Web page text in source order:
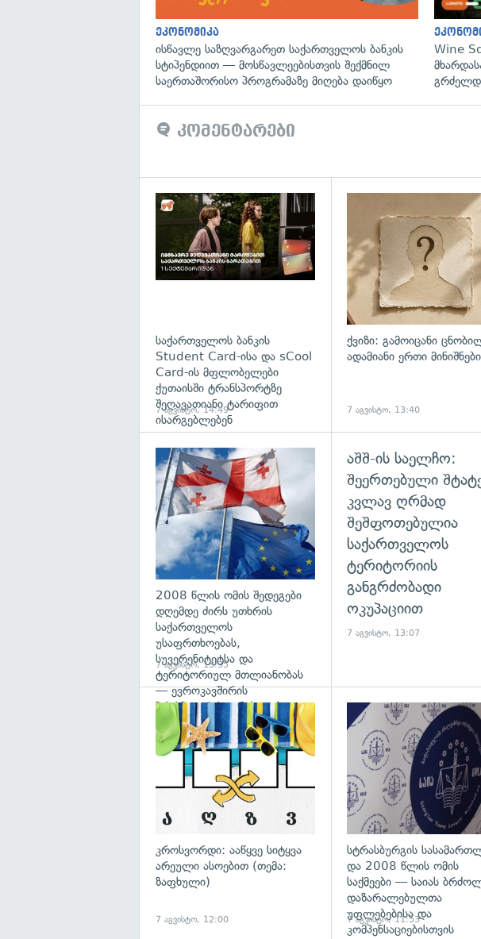
ეკონომიკა
ისწავლე საზღვარგარეთ საქართველოს ბანკის
სტიპენდიით — მოსწავლეებისთვის შექმნილ
საერთაშორისო პროგრამაზე მიღება დაიწყო
Wine
კომენტარები
საქართველოს ბანკის
Student Card-ისა და sCool
Card-ის მფლობელები
ქუთაისში ტრანსპორტზე
შეღავათიანი ტარიფით
ისარგებლებენ
7 აგვისტო, 14:49
ქვიზი: გამოიცანი
ადამიანი ერთი
7 აგვისტო, 13:40
გადახედვა
2008 წლის ომის შედეგები
დღემდე ძირს უთხრის
საქართველოს
უსაფრთხოებას,
სუვერენიტეტსა და
ტერიტორიულ მთლიანობას
— ევროკავშირის
პრესპიკერის განცხადება
7 აგვისტო, 13:35
აშშ-ის საელჩო:
შეერთებული
კვლავ ღრმად
შეშფოთებულია
საქართველოს
ტერიტორიის
განგრძობადი
ოკუპაციით
7 აგვისტო, 13:07
გადახედვა
კროსვორდი: ააწყვე სიტყვა
არეული ასოებით (თემა:
ზაფხული)
7 აგვისტო, 12:00
სტრასბურგის
და 2008 წლის ომის
საქმეები — საიას
დაზარალებულთა
უფლებებისა და
კომპენსაციებისთვის
7 აგვისტო, 11:53